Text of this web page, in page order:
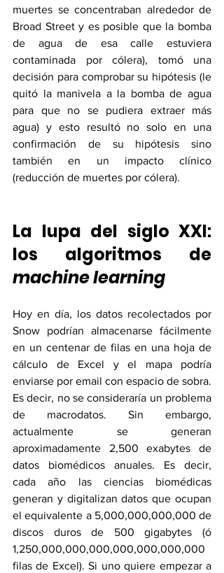
muertes se concentraban alrededor de
Broad Street y es posible que la bomba
de agua de esa calle estuviera
contaminada por cólera), tomó una
decisión para comprobar su hipótesis (le
quitó la manivela a la bomba de agua
para que no se pudiera extraer más
agua) y esto resultó no solo en una
confirmación de su hipótesis sino
también en un impacto clínico
(reducción de muertes por cólera).
La lupa del siglo XXI:
machine learning
Hoy en día, los datos recolectados por
Snow podrían almacenarse fácilmente
en un centenar de filas en una hoja de
cálculo de Excel y el mapa podría
enviarse por email con espacio de sobra.
Es decir, no se consideraría un problema
de macrodatos. Sin embargo,
actualmente se generan
aproximadamente 2,500 exabytes de
datos biomédicos anuales. Es decir,
cada año las ciencias biomédicas
generan y digitalizan datos que ocupan
el equivalente a 5,000,000,000,000 de
discos duros de 500 gigabytes (ó
1,250,000,000,000,000,000,000,000
filas de Excel). Si uno quiere empezar a